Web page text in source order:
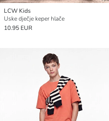
LCW Kids
Uske dječje keper hlače
10.95 EUR